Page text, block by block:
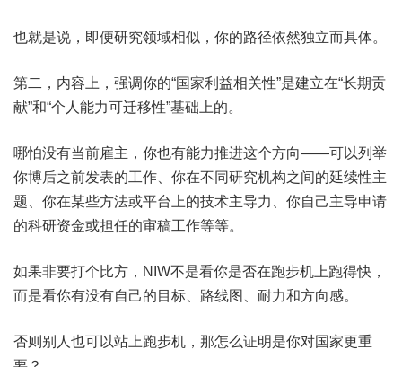
也就是说，即便研究领域相似，你的路径依然独立而具体。
第二，内容上，强调你的“国家利益相关性”是建立在“长期贡
献”和“个人能力可迁移性”基础上的。
哪怕没有当前雇主，你也有能力推进这个方向——可以列举
你博后之前发表的工作、你在不同研究机构之间的延续性主
题、你在某些方法或平台上的技术主导力、你自己主导申请
的科研资金或担任的审稿工作等等。
如果非要打个比方，NIW不是看你是否在跑步机上跑得快，
而是看你有没有自己的目标、路线图、耐力和方向感。
否则别人也可以站上跑步机，那怎么证明是你对国家更重